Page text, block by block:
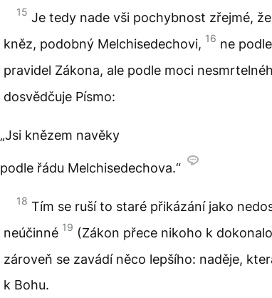
15 Je tedy nade vši pochybnost zřejmé,
kněz, podobný Melchisedechovi, 16 ne
pravidel Zákona, ale podle moci
dosvědčuje Písmo:
„Jsi knězem navěky
podle řádu Melchisedechova.“
18 Tím se ruší to staré přikázání jako
neúčinné 19 (Zákon přece nikoho k
zároveň se zavádí něco lepšího: naděje,
k Bohu.